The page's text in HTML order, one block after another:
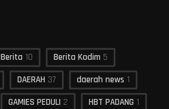
Berita 10 Berita Kodim 5
DAERAH 37 daerah news 1
GAMIES PEDULI 2 HBT PADANG 1